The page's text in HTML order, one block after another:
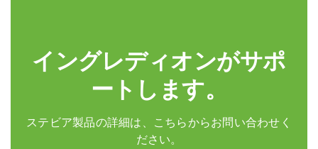
イングレディオンがサポ
ートします。
ステビア製品の詳細は、こちらからお問い合わせく
ださい。